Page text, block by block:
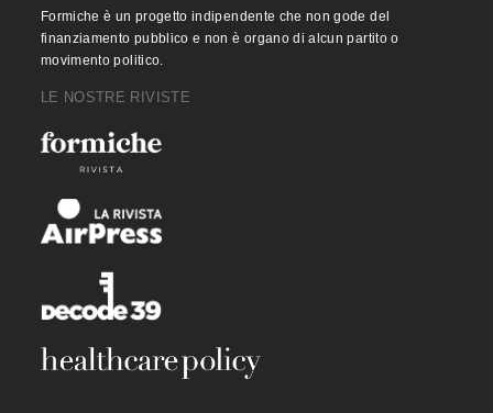
Formiche è un progetto indipendente che non gode del
finanziamento pubblico e non è organo di alcun partito o
movimento politico.
LE NOSTRE RIVISTE